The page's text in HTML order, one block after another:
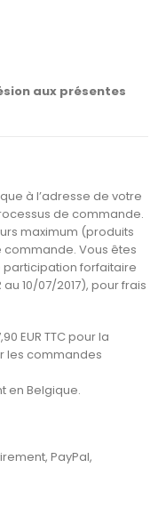
aux présentes
à l’adresse de votre
de commande.
maximum (produits
Vous êtes
participation forfaitaire
10/07/2017), pour frais
EUR TTC pour la
les commandes
en Belgique.
PayPal,